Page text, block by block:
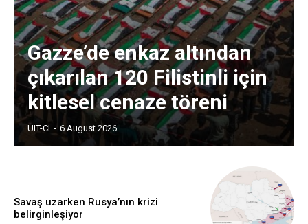
Gazze’de enkaz altından
çıkarılan 120 Filistinli için
kitlesel cenaze töreni
UIT-CI - 6 August 2026
Savaş uzarken Rusya’nın krizi
belirginleşiyor